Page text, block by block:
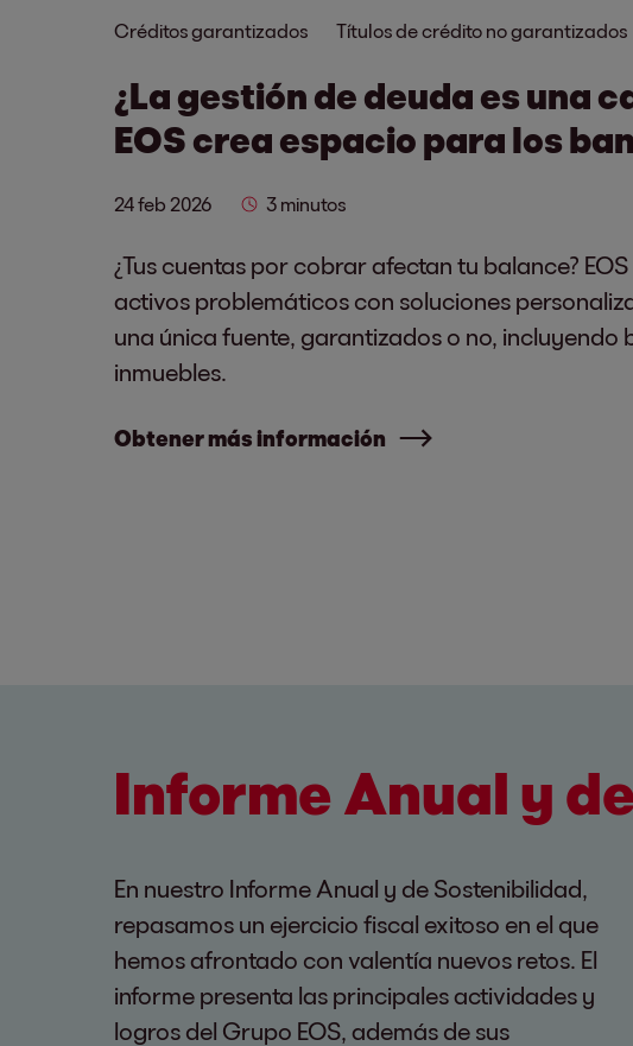
Créditos garantizados Títulos de crédito no garantizados
¿La gestión de deuda es una
EOS crea espacio para los
24 feb 2026 3 minutos
¿Tus cuentas por cobrar afectan tu balance?
activos problemáticos con soluciones
una única fuente, garantizados o no, incluyendo
inmuebles.
Obtener más información
Informe Anual y
En nuestro Informe Anual y de Sostenibilidad,
repasamos un ejercicio fiscal exitoso en el que
hemos afrontado con valentía nuevos retos. El
informe presenta las principales actividades y
logros del Grupo EOS, además de sus